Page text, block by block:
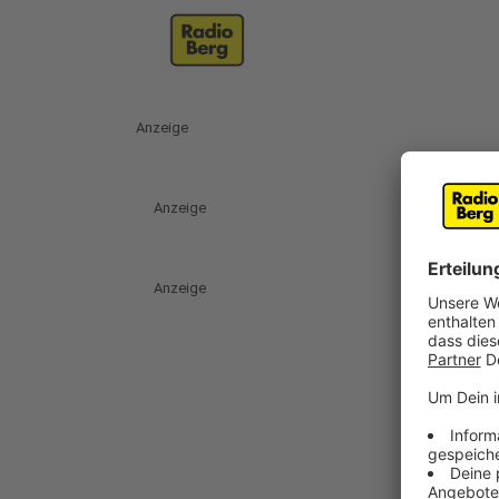
Anzeige
Anzeige
Anzeige